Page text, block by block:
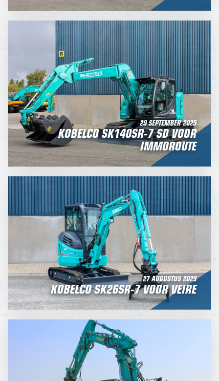
29 SEPTEMBER 2025
KOBELCO SK140SR-7 SD VOOR
IMMOROUTE
27 AUGUSTUS 2025
KOBELCO SK26SR-7 VOOR VEIRE